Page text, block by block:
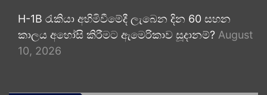
H-1B රැකියා අහිමිවීමේදී ලැබෙන දින 60 සහන
කාලය අහෝසි කිරීමට ඇමෙරිකාව සූදානම්? August
10, 2026